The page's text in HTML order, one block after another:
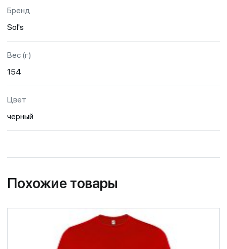
Бренд
Sol's
Вес (г)
154
Цвет
черный
Похожие товары